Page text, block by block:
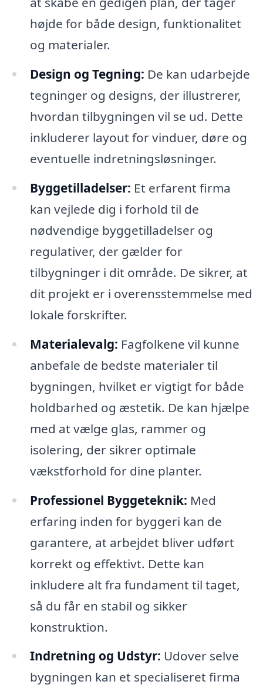
højde for både design, funktionalitet
og materialer.
Design og Tegning: De kan udarbejde
tegninger og designs, der illustrerer,
hvordan tilbygningen vil se ud. Dette
inkluderer layout for vinduer, døre og
eventuelle indretningsløsninger.
Byggetilladelser: Et erfarent firma
kan vejlede dig i forhold til de
nødvendige byggetilladelser og
regulativer, der gælder for
tilbygninger i dit område. De sikrer, at
dit projekt er i overensstemmelse med
lokale forskrifter.
Materialevalg: Fagfolkene vil kunne
anbefale de bedste materialer til
bygningen, hvilket er vigtigt for både
holdbarhed og æstetik. De kan hjælpe
med at vælge glas, rammer og
isolering, der sikrer optimale
vækstforhold for dine planter.
Professionel Byggeteknik: Med
erfaring inden for byggeri kan de
garantere, at arbejdet bliver udført
korrekt og effektivt. Dette kan
inkludere alt fra fundament til taget,
så du får en stabil og sikker
konstruktion.
Indretning og Udstyr: Udover selve
bygningen kan et specialiseret firma